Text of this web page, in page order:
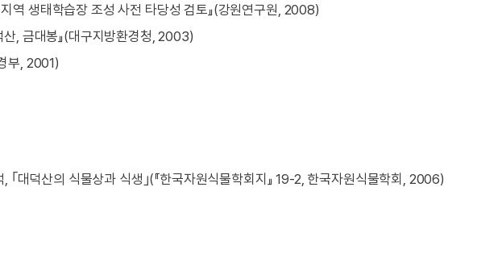
역 생태학습장 조성 사전 타당성 검토』(강원연구원, 2008)
, 금대봉』(대구지방환경청, 2003)
부, 2001)
｢대덕산의 식물상과 식생｣(『한국자원식물학회지』 19-2, 한국자원식물학회, 2006)